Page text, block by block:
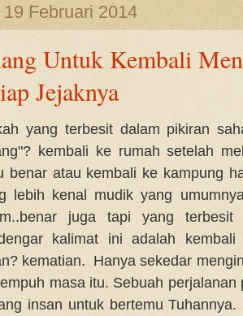
19 Februari 2014
Untuk Kembali
Jejaknya
yang terbesit dalam pikiran
kembali ke rumah setelah
benar atau kembali ke kampung
lebih kenal mudik yang
juga tapi yang
kalimat ini adalah
kematian. Hanya sekedar
masa itu. Sebuah
insan untuk bertemu